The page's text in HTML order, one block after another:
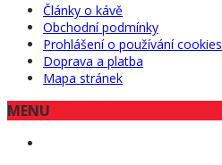
Články o kávě
Obchodní podmínky
Prohlášení o používání cookies
Doprava a platba
Mapa stránek
MENU